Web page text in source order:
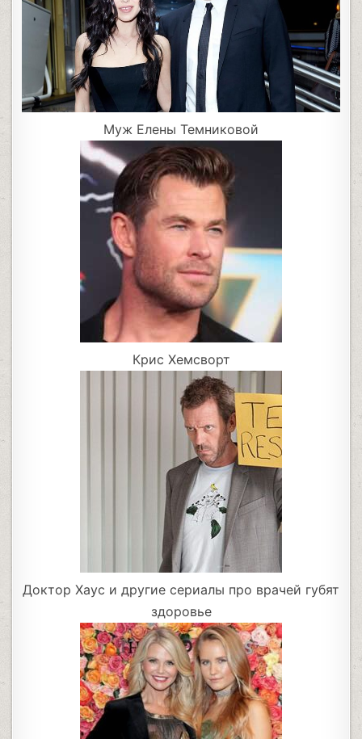
Муж Елены Темниковой
Крис Хемсворт
Доктор Хаус и другие сериалы про врачей губят
здоровье